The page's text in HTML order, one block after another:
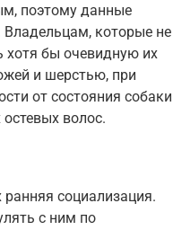
поэтому данные
которые не
хотя бы очевидную их
и шерстью, при
от состояния собаки
волос.
социализация.
с ним по